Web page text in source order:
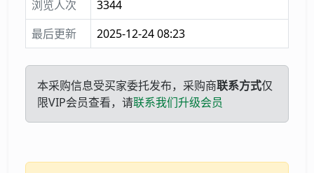
浏览人次
3344
最后更新
2025-12-24 08:23
本采购信息受买家委托发布，采购商联系方式仅
限VIP会员查看，请联系我们升级会员